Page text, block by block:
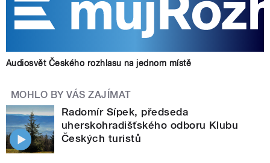
Audiosvět Českého rozhlasu na jednom místě
MOHLO BY VÁS ZAJÍMAT
Radomír Sípek, předseda
uherskohradišťského odboru Klubu
Českých turistů